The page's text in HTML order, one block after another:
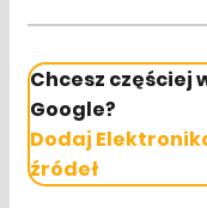
Chcesz częściej
Google?
Dodaj
źródeł